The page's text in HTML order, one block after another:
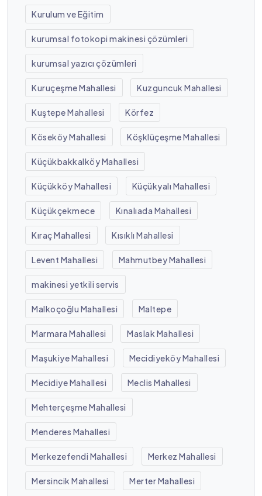
Kurulum ve Eğitim
kurumsal fotokopi makinesi çözümleri
kurumsal yazıcı çözümleri
Kuruçeşme Mahallesi Kuzguncuk Mahallesi
Kuştepe Mahallesi Körfez
Köseköy Mahallesi Köşklüçeşme Mahallesi
Küçükbakkalköy Mahallesi
Küçükköy Mahallesi Küçükyalı Mahallesi
Küçükçekmece Kınalıada Mahallesi
Kıraç Mahallesi Kısıklı Mahallesi
Levent Mahallesi Mahmutbey Mahallesi
makinesi yetkili servis
Malkoçoğlu Mahallesi Maltepe
Marmara Mahallesi Maslak Mahallesi
Maşukiye Mahallesi Mecidiyeköy Mahallesi
Mecidiye Mahallesi Meclis Mahallesi
Mehterçeşme Mahallesi
Menderes Mahallesi
Merkezefendi Mahallesi Merkez Mahallesi
Mersincik Mahallesi Merter Mahallesi